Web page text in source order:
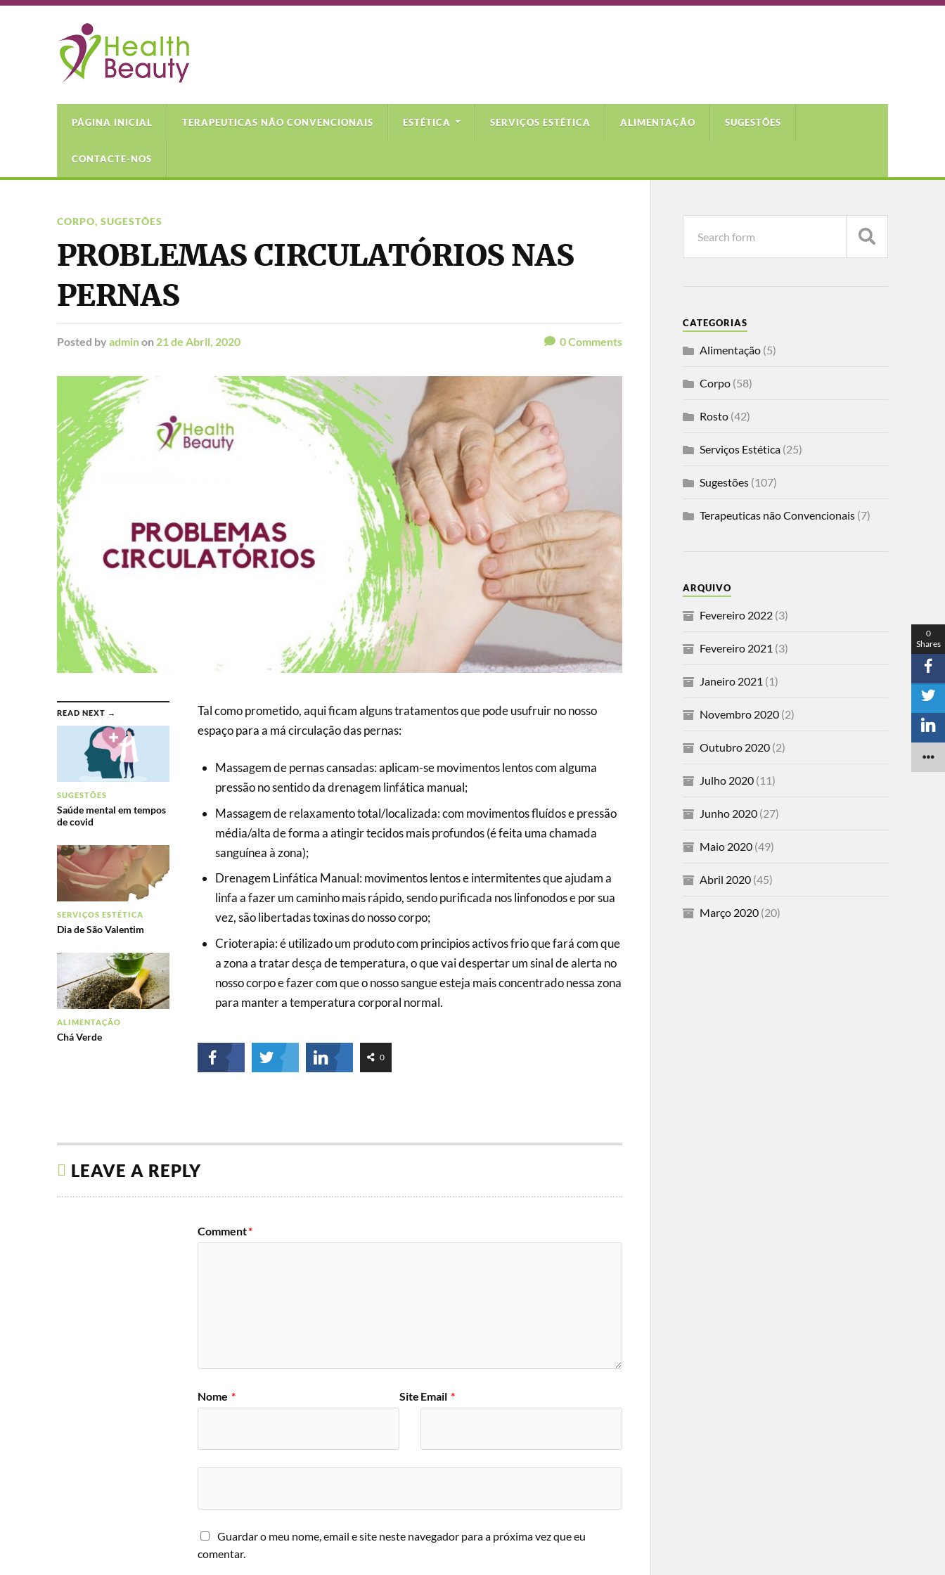
PÁGINA INICIAL TERAPEUTICAS NÃO CONVENCIONAIS ESTÉTICA SERVIÇOS ESTÉTICA ALIMENTAÇÃO SUGESTÕES
CONTACTE-NOS
CORPO, SUGESTÕES
PROBLEMAS CIRCULATÓRIOS NAS
PERNAS
Posted by adminon 21 de Abril, 2020 0Comments
READ NEXT →
SUGESTÕES
Saúde mental em tempos
de covid
SERVIÇOS ESTÉTICA
Dia de São Valentim
ALIMENTAÇÃO
Chá Verde
Tal como prometido, aqui ficam alguns tratamentos que pode usufruir no nosso
espaço para a má circulação das pernas:
Massagem de pernas cansadas: aplicam-se movimentos lentos com alguma
pressão no sentido da drenagem linfática manual;
Massagem de relaxamento total/localizada: com movimentos fluídos e pressão
média/alta de forma a atingir tecidos mais profundos (é feita uma chamada
sanguínea à zona);
Drenagem Linfática Manual: movimentos lentos e intermitentes que ajudam a
linfa a fazer um caminho mais rápido, sendo purificada nos linfonodos e por sua
vez, são libertadas toxinas do nosso corpo;
Crioterapia: é utilizado um produto com principios activos frio que fará com que
a zona a tratar desça de temperatura, o que vai despertar um sinal de alerta no
nosso corpo e fazer com que o nosso sangue esteja mais concentrado nessa zona
para manter a temperatura corporal normal.
0
LEAVE A REPLY
Comment*
Nome * Email *
Site
Guardar o meu nome, email e site neste navegador para a próxima vez que eu
comentar.
CATEGORIAS
Alimentação(5)
Corpo(58)
Rosto(42)
Serviços Estética(25)
Sugestões(107)
Terapeuticas não Convencionais(7)
ARQUIVO
Fevereiro 2022(3)
Fevereiro 2021 (3)
Janeiro 2021 (1)
Novembro 2020(2)
Outubro 2020(2)
Julho 2020(11)
Junho 2020(27)
Maio 2020(49)
Abril 2020(45)
Março 2020(20)
0
Shares